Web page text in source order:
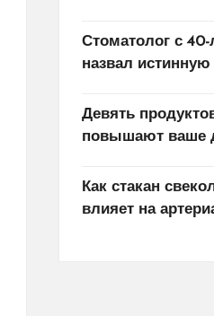
Стоматолог с
назвал
Девять
повышают ваше
Как стакан
влияет на